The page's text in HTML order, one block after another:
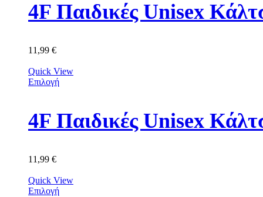
11,99 €
Quick View
Επιλογή
4F Παιδικές Unisex
11,99 €
Quick View
Επιλογή